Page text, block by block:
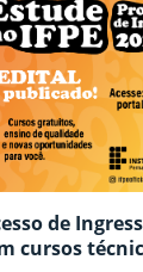
de
cursos